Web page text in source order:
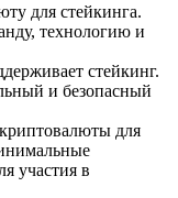
для стейкинга.
технологию и
стейкинг.
и безопасный
для
участия в